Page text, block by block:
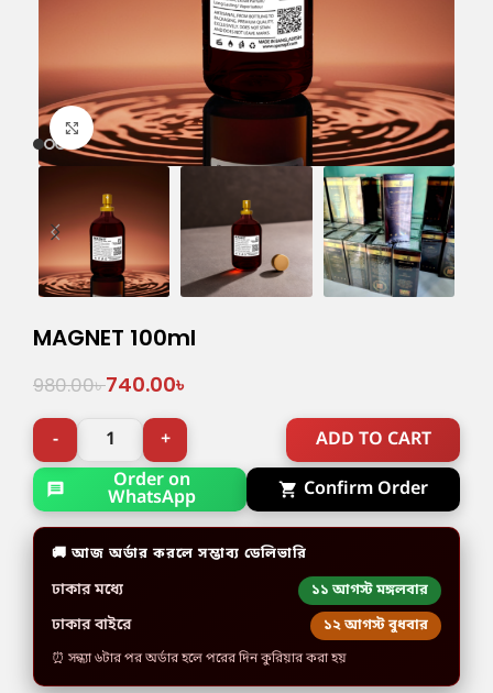
Click to enlarge
MAGNET 100ml
980.00৳740.00৳
ADD TO CART
Order on
WhatsApp Confirm Order
🚚 আজ অর্ডার করলে সম্ভাব্য ডেলিভারি
ঢাকার মধ্যে ১১ আগস্ট মঙ্গলবার
ঢাকার বাইরে ১২ আগস্ট বুধবার
⏰ সন্ধ্যা ৬টার পর অর্ডার হলে পরের দিন কুরিয়ার করা হয়